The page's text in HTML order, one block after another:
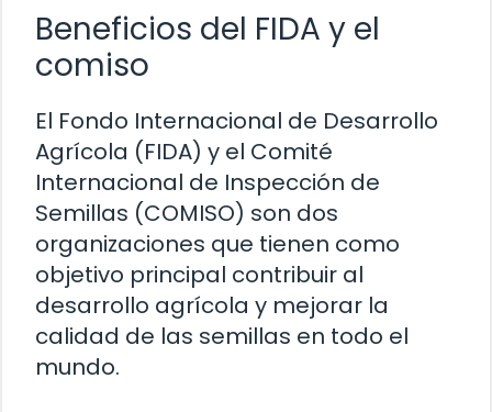
Beneficios del FIDA y el
comiso
El Fondo Internacional de Desarrollo
Agrícola (FIDA) y el Comité
Internacional de Inspección de
Semillas (COMISO) son dos
organizaciones que tienen como
objetivo principal contribuir al
desarrollo agrícola y mejorar la
calidad de las semillas en todo el
mundo.